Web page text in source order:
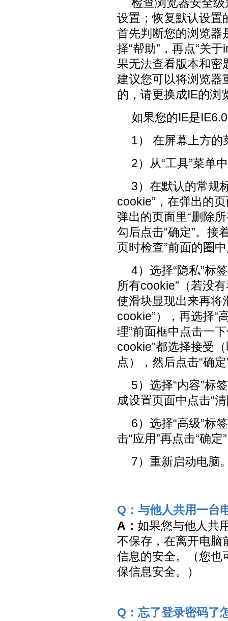
设置；恢复默认设置
首先判断您的浏览器
择“帮助”，再点“关
果无法查看版本和密
建议您可以将浏览器
的，请更换成IE的浏
如果您的IE是
1） 在屏幕上方的
2）从“工具”菜单
3）在默认的常规
cookie”，在弹出的
弹出的页面里“删除
勾后点击“确定”。接
页时检查”前面的圈
4）选择“隐私”标
所有cookie”（若没
使滑块显现出来再将
cookie”），再选择“
理”前面框中点击一
cookie”都选择接受
点），然后点击“确定
5）选择“内容”标
成设置页面中点击“
6）选择“高级”标
击“应用”再点击“确定
7）重新启动电脑
Q：与他人共用一台
A： 如果您与他人共
不保存，在离开电脑
信息的安全。（您也
保信息安全。）
Q：忘了登录密码了